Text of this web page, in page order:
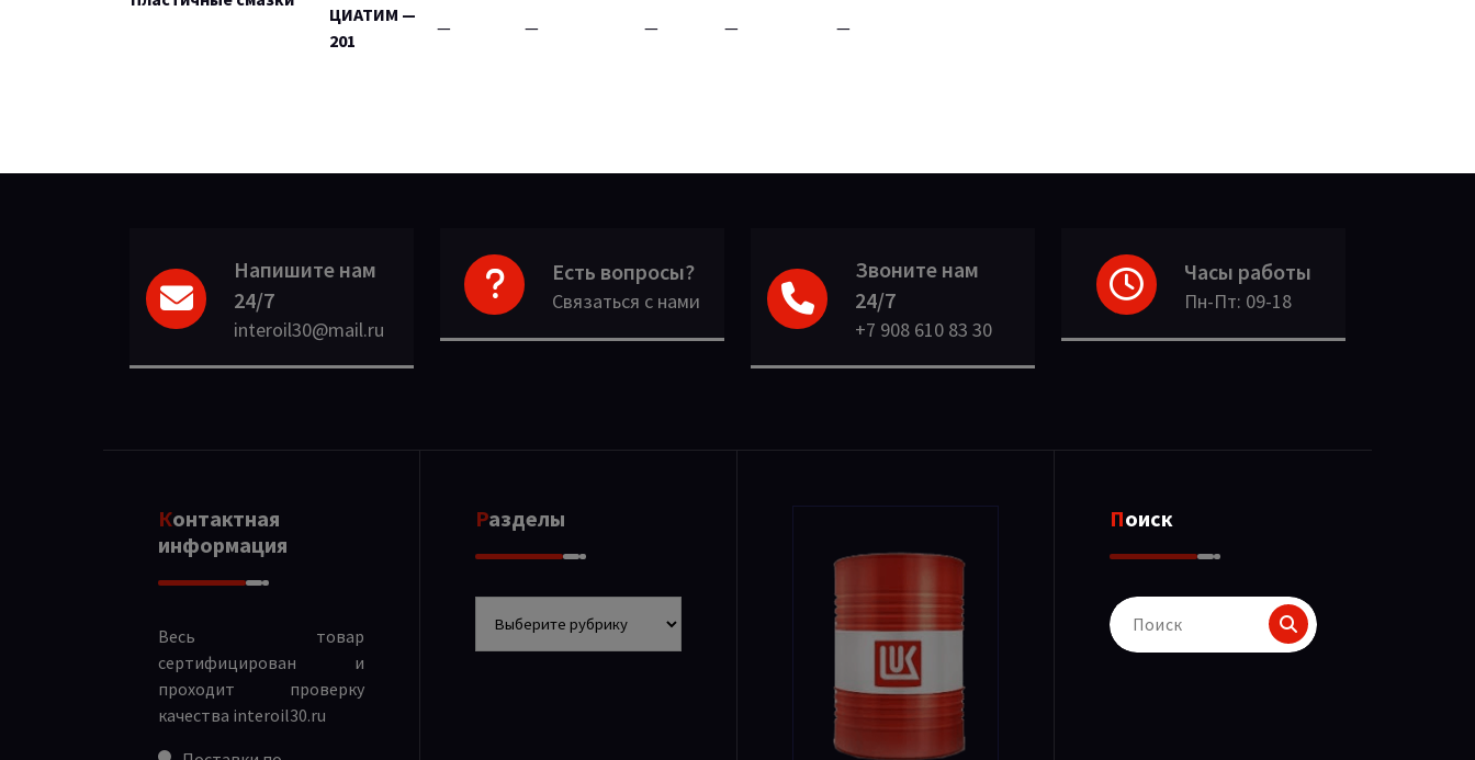
ЦИАТИМ —
201
— — — — —
Напишите нам
24/7
interoil30@mail.ru
Есть вопросы?
Связаться с нами
Звоните нам
24/7
+7 908 610 83 30
Часы работы
Пн-Пт: 09-18
Контактная
информация
Весь товар
сертифицирован и
проходит проверку
качества interoil30.ru
Разделы Поиск
Поиск
для: